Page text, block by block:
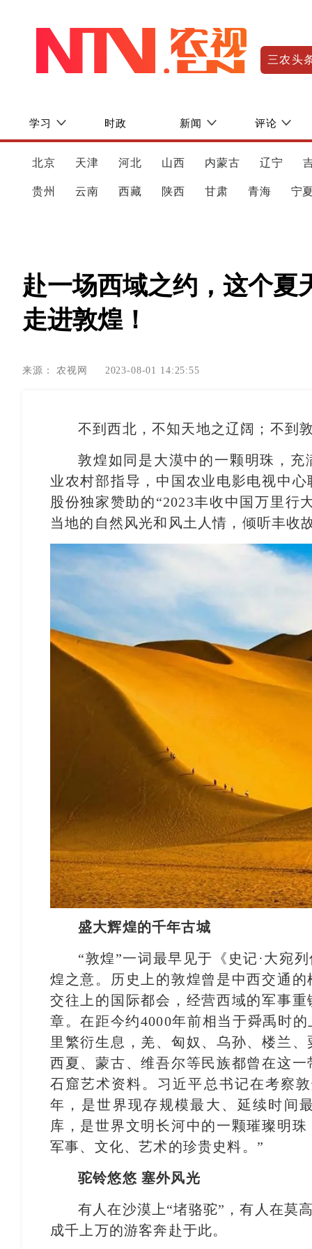
三农头
学习 时政 新闻 评论
北京 天津 河北 山西 内蒙古 辽宁
贵州 云南 西藏 陕西 甘肃 青海 宁
赴一场西域之约，这个夏
走进敦煌！
来源：农视网 2023-08-01 14:25:55
不到西北，不知天地之辽阔；不到
敦煌如同是大漠中的一颗明珠，
业农村部指导，中国农业电影电视中
股份独家赞助的“2023丰收中国万里行
当地的自然风光和风土人情，倾听丰收
盛大辉煌的千年古城
“敦煌”一词最早见于《史记·大宛
煌之意。历史上的敦煌曾是中西交通
交往上的国际都会，经营西域的军事
章。在距今约4000年前相当于舜禹时
里繁衍生息，羌、匈奴、乌孙、楼兰
西夏、蒙古、维吾尔等民族都曾在这
石窟艺术资料。习近平总书记在考察
年，是世界现存规模最大、延续时间
库，是世界文明长河中的一颗璀璨明
军事、文化、艺术的珍贵史料。”
驼铃悠悠 塞外风光
有人在沙漠上“堵骆驼”，有人在
成千上万的游客奔赴于此。